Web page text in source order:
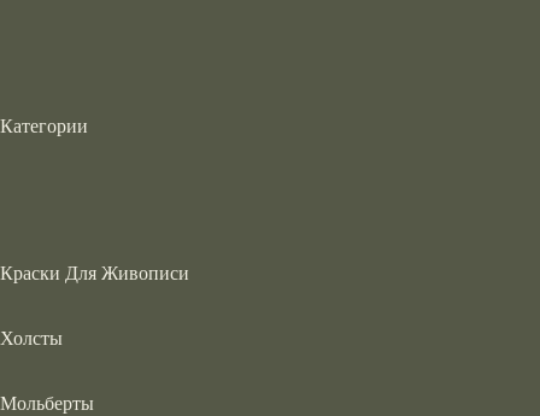
Категории
Краски Для Живописи
Холсты
Мольберты